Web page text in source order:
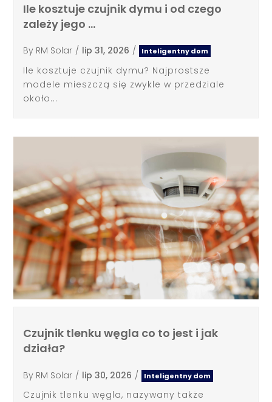
Ile kosztuje czujnik dymu i od czego
zależy jego …
By RM Solar / lip 31, 2026 / Inteligentny dom
Ile kosztuje czujnik dymu? Najprostsze
modele mieszczą się zwykle w przedziale
około...
Czujnik tlenku węgla co to jest i jak
działa?
By RM Solar / lip 30, 2026 / Inteligentny dom
Czujnik tlenku węgla, nazywany także